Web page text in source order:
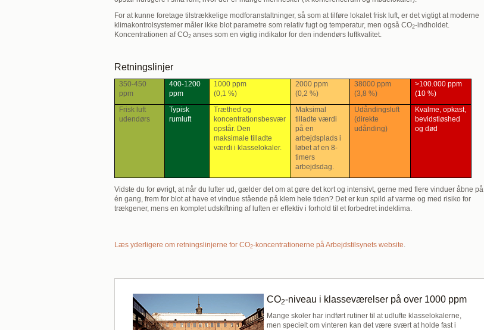
For at kunne foretage tilstrækkelige modforanstaltninger, så som at tilføre lokalet frisk luft, er det vigtigt at moderne
klimakontrolsystemer måler ikke blot parametre som relativ fugt og temperatur, men også CO2-indholdet.
Koncentrationen af CO2 anses som en vigtig indikator for den indendørs luftkvalitet.
Retningslinjer
350-450
ppm
400-1200
ppm
1000 ppm
(0,1 %)
2000 ppm
(0,2 %)
38000 ppm
(3,8 %)
>100.000 ppm
(10 %)
Frisk luft
udendørs
Typisk
rumluft
Træthed og
koncentrationsbesvær
opstår. Den
maksimale tilladte
værdi i klasselokaler.
Maksimal
tilladte værdi
på en
arbejdsplads i
løbet af en 8-
timers
arbejdsdag.
Udåndingsluft
(direkte
udånding)
Kvalme, opkast,
bevidstløshed
og død
Vidste du for øvrigt, at når du lufter ud, gælder det om at gøre det kort og intensivt, gerne med flere vinduer åbne på
én gang, frem for blot at have et vindue stående på klem hele tiden? Det er kun spild af varme og med risiko for
trækgener, mens en komplet udskiftning af luften er effektiv i forhold til et forbedret indeklima.
Læs yderligere om retningslinjerne for CO2-koncentrationerne på Arbejdstilsynets website.
CO2-niveau i klasseværelser på over 1000 ppm
Mange skoler har indført rutiner til at udlufte klasselokalerne,
men specielt om vinteren kan det være svært at holde fast i